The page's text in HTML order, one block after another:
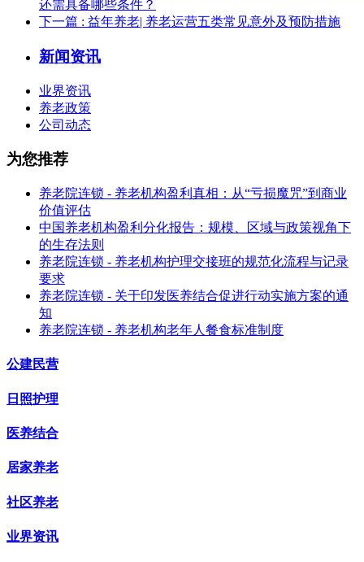
还需具备哪些条件？
下一篇 : 益年养老| 养老运营五类常见意外及预防措施
新闻资讯
业界资讯
养老政策
公司动态
为您推荐
养老院连锁 - 养老机构盈利真相：从“亏损魔咒”到商业
价值评估
中国养老机构盈利分化报告：规模、区域与政策视角下
的生存法则
养老院连锁 - 养老机构护理交接班的规范化流程与记录
要求
养老院连锁 - 关于印发医养结合促进行动实施方案的通
知
养老院连锁 - 养老机构老年人餐食标准制度
公建民营
日照护理
医养结合
居家养老
社区养老
业界资讯